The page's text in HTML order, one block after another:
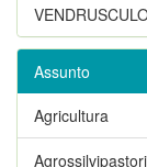
Assunto
Agricultura